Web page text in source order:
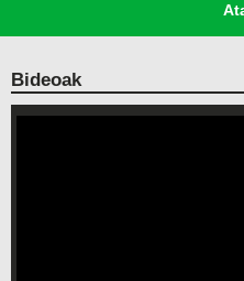
Bideoak